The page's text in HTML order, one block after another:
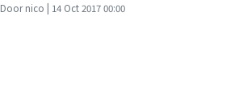
Door nico | 14 Oct 2017 00:00